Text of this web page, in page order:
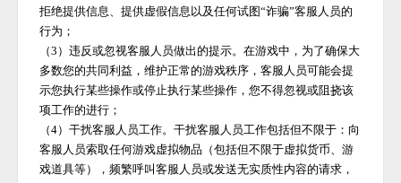
拒绝提供信息、提供虚假信息以及任何试图“诈骗”客服人员的
行为；
（3）违反或忽视客服人员做出的提示。在游戏中，为了确保大
多数您的共同利益，维护正常的游戏秩序，客服人员可能会提
示您执行某些操作或停止执行某些操作，您不得忽视或阻挠该
项工作的进行；
（4）干扰客服人员工作。干扰客服人员工作包括但不限于：向
客服人员索取任何游戏虚拟物品（包括但不限于虚拟货币、游
戏道具等），频繁呼叫客服人员或发送无实质性内容的请求，